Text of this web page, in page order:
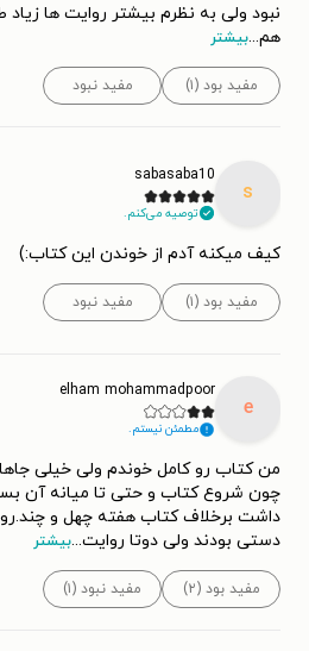
نبود ولی به نظرم بیشتر روایت ها
هم...بیشتر
مفید بود (۱) مفید نبود
s
sabasaba10
توصیه می‌کنم.
کیف میکنه آدم از خوندن این کتاب:)
مفید بود (۱) مفید نبود
e
elham mohammadpoor
مطمئن نیستم.
من کتاب رو کامل خوندم ولی خیلی
چون شروع کتاب و حتی تا میانه آن
داشت برخلاف کتاب هفته چهل و
دستی بودند ولی دوتا روایت...بیشتر
مفید بود (۲) مفید نبود (۱)